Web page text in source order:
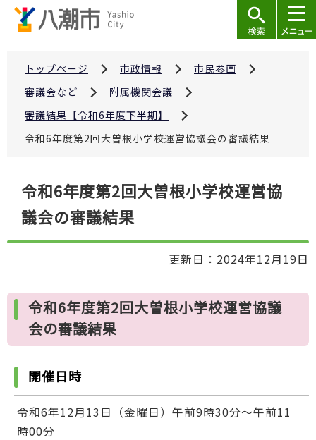
トップページ 市政情報
市民参画
審議会など
附属機関会議
審議結果【令和6年度下半期】
令和6年度第2回大曽根小学校運営協議会の審議結果
令和6年度第2回大曽根小学校運営協
議会の審議結果
更新日：2024年12月19日
令和6年度第2回大曽根小学校運営協議
会の審議結果
開催日時
令和6年12月13日（金曜日）午前9時30分～午前11
時00分